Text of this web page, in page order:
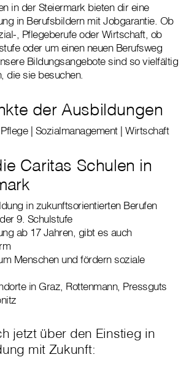
in der Steiermark bieten dir eine
in Berufsbildern mit Jobgarantie. Ob
, Pflegeberufe oder Wirtschaft, ob
oder um einen neuen Berufsweg
Bildungsangebote sind so vielfältig
die sie besuchen.
der Ausbildungen
| Sozialmanagement | Wirtschaft
Caritas Schulen in
in zukunftsorientierten Berufen
9. Schulstufe
ab 17 Jahren, gibt es auch
Menschen und fördern soziale
in Graz, Rottenmann, Pressguts
jetzt über den Einstieg in
mit Zukunft: